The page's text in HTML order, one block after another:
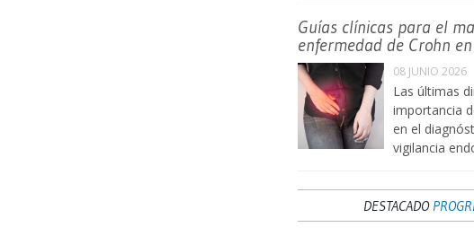
Guías clínicas para el
enfermedad de Crohn
08 JUNIO 2026
Las últimas
importancia
en el
vigilancia
DESTACADO